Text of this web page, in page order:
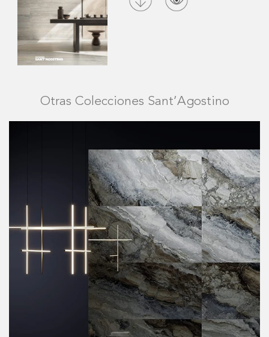
Otras Colecciones Sant’Agostino